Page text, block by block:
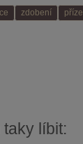
zdobení příze
líbit: